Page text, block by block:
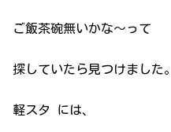
ご飯茶碗無いかな〜って
探していたら見つけました。
軽スタ には、